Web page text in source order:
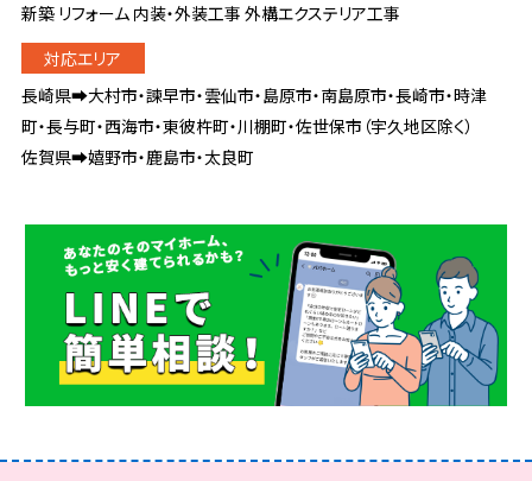
新築 リフォーム 内装・外装工事 外構エクステリア工事
長崎県➡大村市・諫早市・雲仙市・島原市・南島原市・長崎市・時津
町・長与町・西海市・東彼杵町・川棚町・佐世保市（宇久地区除く）
佐賀県➡嬉野市・鹿島市・太良町